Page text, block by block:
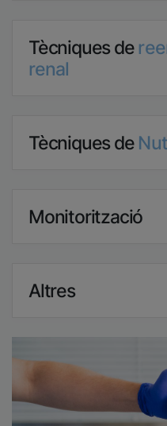
Tècniques de
renal
Tècniques de
Monitorització
Altres